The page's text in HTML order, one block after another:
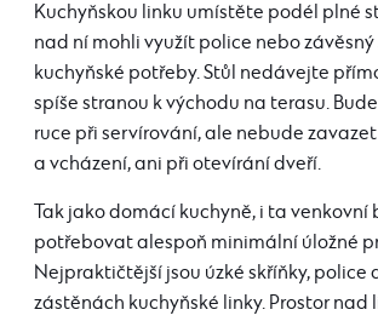
Kuchyňskou linku umístěte podél plné
nad ní mohli využít police nebo
kuchyňské potřeby. Stůl nedávejte
spíše stranou k východu na terasu.
ruce při servírování, ale nebude
a vcházení, ani při otevírání dveří.
Tak jako domácí kuchyně, i ta venkovní
potřebovat alespoň minimální úložné
Nejpraktičtější jsou úzké skříňky, police
zástěnách kuchyňské linky. Prostor nad